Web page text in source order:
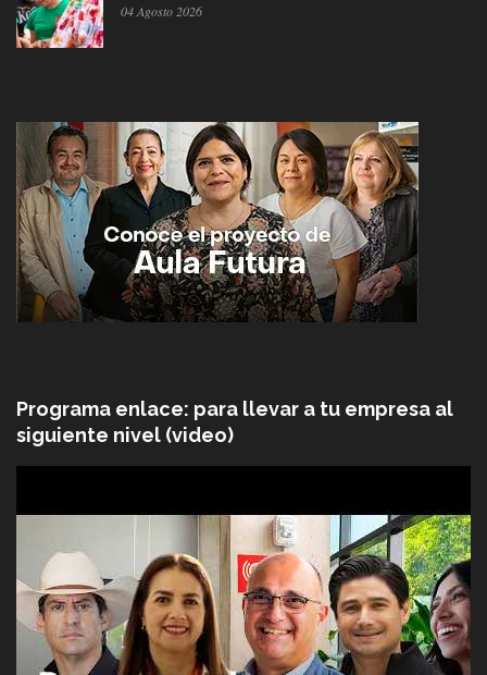
04 Agosto 2026
Programa enlace: para llevar a tu empresa al
siguiente nivel (video)